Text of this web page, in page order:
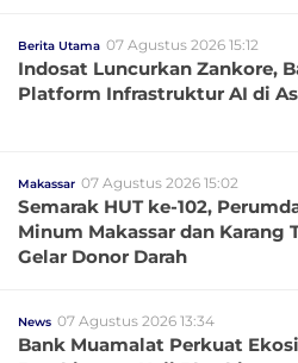
Berita Utama 07 Agustus 2026 15:12
Indosat Luncurkan Zankore,
Platform Infrastruktur AI di
Makassar 07 Agustus 2026 15:02
Semarak HUT ke-102,
Minum Makassar dan Karang
Gelar Donor Darah
News 07 Agustus 2026 13:34
Bank Muamalat Perkuat